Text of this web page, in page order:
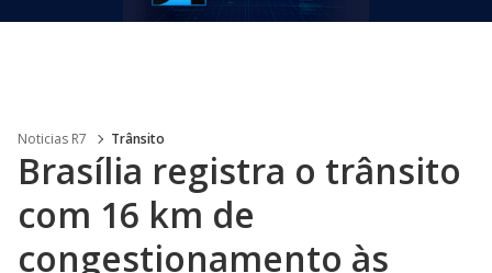
Noticias R7 Trânsito
Brasília registra o trânsito
com 16 km de
congestionamento às